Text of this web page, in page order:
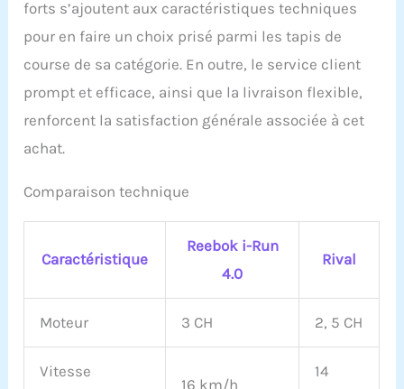
forts s’ajoutent aux caractéristiques techniques
pour en faire un choix prisé parmi les tapis de
course de sa catégorie. En outre, le service client
prompt et efficace, ainsi que la livraison flexible,
renforcent la satisfaction générale associée à cet
achat.
Comparaison technique
Caractéristique
Reebok i-Run
4.0
Rival
Moteur 3 CH 2, 5 CH
Vitesse
16 km/h
14